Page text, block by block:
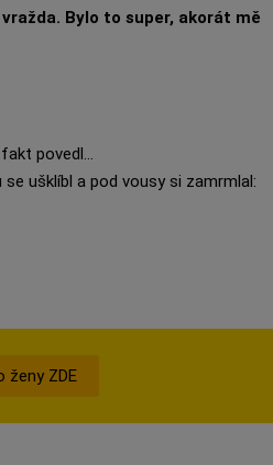
Bylo to super, akorát mě
povedl...
ušklíbl a pod vousy si zamrmlal:
ženy ZDE